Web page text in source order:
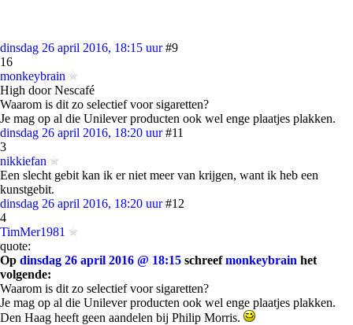
dinsdag 26 april 2016, 18:15 uur #9
16
monkeybrain
High door Nescafé
Waarom is dit zo selectief voor sigaretten?
Je mag op al die Unilever producten ook wel enge plaatjes plakken.
dinsdag 26 april 2016, 18:20 uur #11
3
nikkiefan
Een slecht gebit kan ik er niet meer van krijgen, want ik heb een
kunstgebit.
dinsdag 26 april 2016, 18:20 uur #12
4
TimMer1981
quote:
Op dinsdag 26 april 2016 @ 18:15 schreefmonkeybrain het
volgende:
Waarom is dit zo selectief voor sigaretten?
Je mag op al die Unilever producten ook wel enge plaatjes plakken.
Den Haag heeft geen aandelen bij Philip Morris.